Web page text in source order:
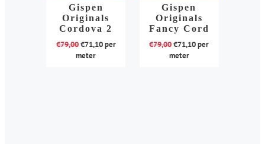
Gispen
Originals
Cordova 2
€79,00€71,10per
meter
Gispen
Originals
Fancy Cord
€79,00€71,10per
meter